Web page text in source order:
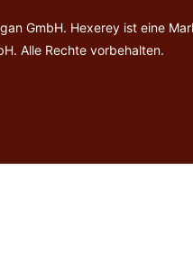
GmbH. Hexerey ist eine
Alle Rechte vorbehalten.